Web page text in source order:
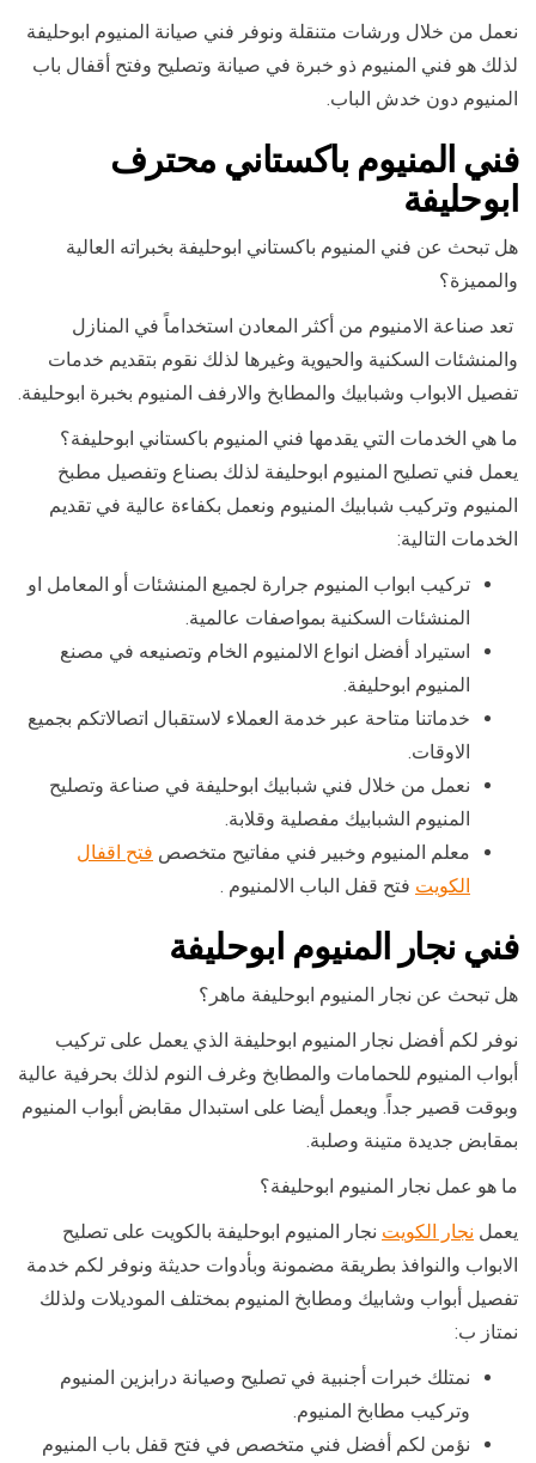
نعمل من خلال ورشات متنقلة ونوفر فني صيانة المنيوم ابوحليفة
لذلك هو فني المنيوم ذو خبرة في صيانة وتصليح وفتح أقفال باب
المنيوم دون خدش الباب.
فني المنيوم باكستاني محترف
ابوحليفة
هل تبحث عن فني المنيوم باكستاني ابوحليفة بخبراته العالية
والمميزة؟
تعد صناعة الامنيوم من أكثر المعادن استخداماً في المنازل
والمنشئات السكنية والحيوية وغيرها لذلك نقوم بتقديم خدمات
تفصيل الابواب وشبابيك والمطابخ والارفف المنيوم بخبرة ابوحليفة.
ما هي الخدمات التي يقدمها فني المنيوم باكستاني ابوحليفة؟
يعمل فني تصليح المنيوم ابوحليفة لذلك بصناع وتفصيل مطبخ
المنيوم وتركيب شبابيك المنيوم ونعمل بكفاءة عالية في تقديم
الخدمات التالية:
تركيب ابواب المنيوم جرارة لجميع المنشئات أو المعامل او
المنشئات السكنية بمواصفات عالمية.
استيراد أفضل انواع الالمنيوم الخام وتصنيعه في مصنع
المنيوم ابوحليفة.
خدماتنا متاحة عبر خدمة العملاء لاستقبال اتصالاتكم بجميع
الاوقات.
نعمل من خلال فني شبابيك ابوحليفة في صناعة وتصليح
المنيوم الشبابيك مفصلية وقلابة.
معلم المنيوم وخبير فني مفاتيح متخصص فتح اقفال
الكويت فتح قفل الباب الالمنيوم .
فني نجار المنيوم ابوحليفة
هل تبحث عن نجار المنيوم ابوحليفة ماهر؟
نوفر لكم أفضل نجار المنيوم ابوحليفة الذي يعمل على تركيب
أبواب المنيوم للحمامات والمطابخ وغرف النوم لذلك بحرفية عالية
وبوقت قصير جداً. ويعمل أيضا على استبدال مقابض أبواب المنيوم
بمقابض جديدة متينة وصلبة.
ما هو عمل نجار المنيوم ابوحليفة؟
يعمل نجار الكويت نجار المنيوم ابوحليفة بالكويت على تصليح
الابواب والنوافذ بطريقة مضمونة وبأدوات حديثة ونوفر لكم خدمة
تفصيل أبواب وشابيك ومطابخ المنيوم بمختلف الموديلات ولذلك
نمتاز ب:
نمتلك خبرات أجنبية في تصليح وصيانة درابزين المنيوم
وتركيب مطابخ المنيوم.
نؤمن لكم أفضل فني متخصص في فتح قفل باب المنيوم